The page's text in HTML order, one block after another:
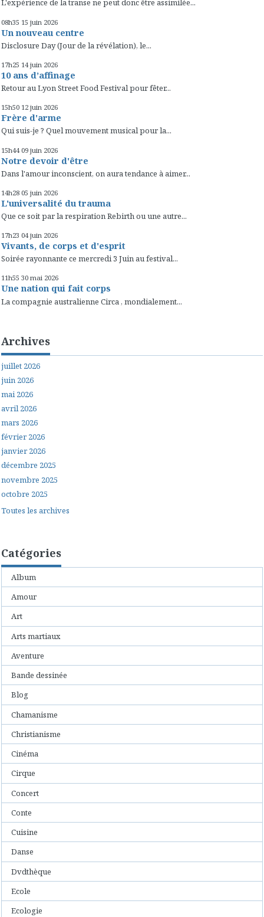
L'expérience de la transe ne peut donc être assimilée...
08h35 15 juin 2026
Un nouveau centre
Disclosure Day (Jour de la révélation), le...
17h25 14 juin 2026
10 ans d’affinage
Retour au Lyon Street Food Festival pour fêter...
15h50 12 juin 2026
Frère d'arme
Qui suis-je ? Quel mouvement musical pour la...
15h44 09 juin 2026
Notre devoir d'être
Dans l'amour inconscient, on aura tendance à aimer...
14h28 05 juin 2026
L'universalité du trauma
Que ce soit par la respiration Rebirth ou une autre...
17h23 04 juin 2026
Vivants, de corps et d'esprit
Soirée rayonnante ce mercredi 3 Juin au festival...
11h55 30 mai 2026
Une nation qui fait corps
La compagnie australienne Circa , mondialement...
Archives
juillet 2026
juin 2026
mai 2026
avril 2026
mars 2026
février 2026
janvier 2026
décembre 2025
novembre 2025
octobre 2025
Toutes les archives
Catégories
Album
Amour
Art
Arts martiaux
Aventure
Bande dessinée
Blog
Chamanisme
Christianisme
Cinéma
Cirque
Concert
Conte
Cuisine
Danse
Dvdthèque
Ecole
Ecologie